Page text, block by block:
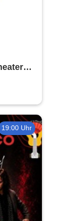
19:00 Uhr